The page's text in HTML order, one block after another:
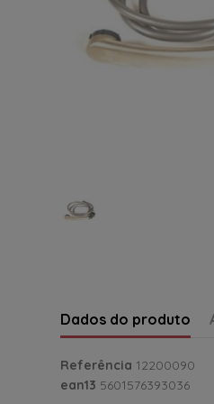
Dados do produto
Referência 12200090
ean13 5601576393036